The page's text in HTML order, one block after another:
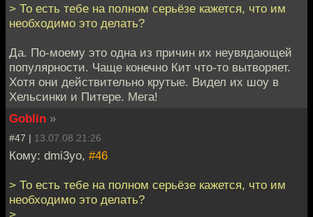
> То есть тебе на полном серьёзе кажется, что им
необходимо это делать?
Да. По-моему это одна из причин их неувядающей
популярности. Чаще конечно Кит что-то вытворяет.
Хотя они действительно крутые. Видел их шоу в
Хельсинки и Питере. Мега!
Goblin »
#47 | 13.07.08 21:26
Кому: dmi3yo, #46
> То есть тебе на полном серьёзе кажется, что им
необходимо это делать?